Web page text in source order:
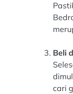
Beli
cari